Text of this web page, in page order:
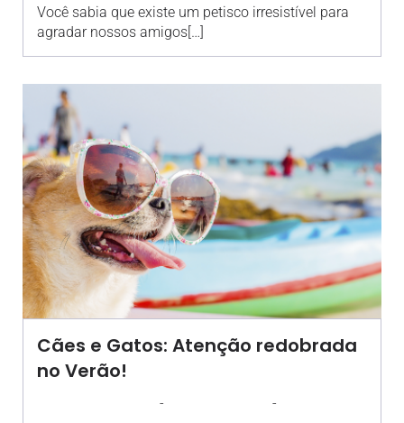
Você sabia que existe um petisco irresistível para
agradar nossos amigos[…]
Cães e Gatos: Atenção redobrada
no Verão!
- -